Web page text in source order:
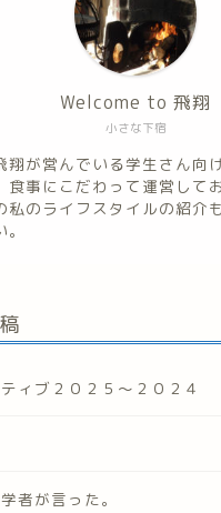
小さな下宿
Welcome to 飛翔
翔が営んでいる学生さん向
食事にこだわって運営して
私のライフスタイルの紹介
ィブ２０２５～２０２４
者が言った。